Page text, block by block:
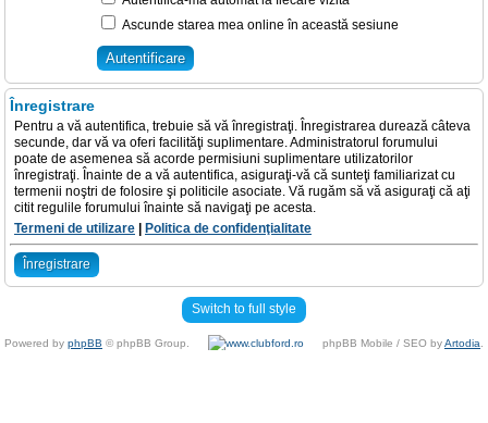
Ascunde starea mea online în această sesiune
Înregistrare
Pentru a vă autentifica, trebuie să vă înregistraţi. Înregistrarea durează câteva
secunde, dar vă va oferi facilităţi suplimentare. Administratorul forumului
poate de asemenea să acorde permisiuni suplimentare utilizatorilor
înregistraţi. Înainte de a vă autentifica, asiguraţi-vă că sunteţi familiarizat cu
termenii noştri de folosire şi politicile asociate. Vă rugăm să vă asiguraţi că aţi
citit regulile forumului înainte să navigaţi pe acesta.
Termeni de utilizare
Politica de confidenţialitate
Înregistrare
Switch to full style
Powered by phpBB © phpBB Group. phpBB Mobile / SEO byArtodia